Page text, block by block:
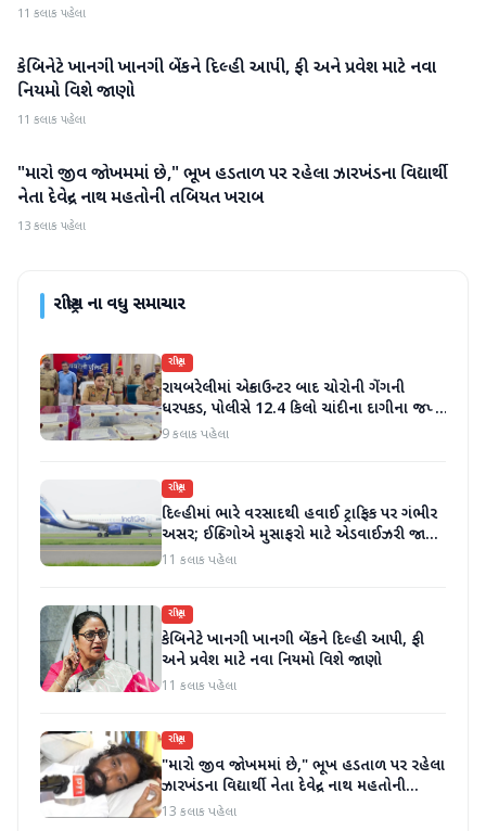
11 કલાક પહેલા
રાષ્ટ્રીય
કેબિનેટે ખાનગી ખાનગી બેંકને દિલ્હી આપી, ફી અને પ્રવેશ માટે નવા
નિયમો વિશે જાણો
11 કલાક પહેલા
રાષ્ટ્રીય
"મારો જીવ જોખમમાં છે," ભૂખ હડતાળ પર રહેલા ઝારખંડના વિદ્યાર્થી
નેતા દેવેન્દ્ર નાથ મહતોની તબિયત ખરાબ
13 કલાક પહેલા
રાષ્ટ્રીયના વધુ સમાચાર
રાષ્ટ્રીય
રાયબરેલીમાં એન્કાઉન્ટર બાદ ચોરોની ગેંગની
ધરપકડ, પોલીસે 12.4 કિલો ચાંદીના દાગીના જપ્ત
કર્યા
9 કલાક પહેલા
રાષ્ટ્રીય
દિલ્હીમાં ભારે વરસાદથી હવાઈ ટ્રાફિક પર ગંભીર
અસર; ઈન્ડિગોએ મુસાફરો માટે એડવાઈઝરી જાહેર
કરી
11 કલાક પહેલા
રાષ્ટ્રીય
કેબિનેટે ખાનગી ખાનગી બેંકને દિલ્હી આપી, ફી
અને પ્રવેશ માટે નવા નિયમો વિશે જાણો
11 કલાક પહેલા
રાષ્ટ્રીય
"મારો જીવ જોખમમાં છે," ભૂખ હડતાળ પર રહેલા
ઝારખંડના વિદ્યાર્થી નેતા દેવેન્દ્ર નાથ મહતોની
તબિયત ખરાબ
13 કલાક પહેલા